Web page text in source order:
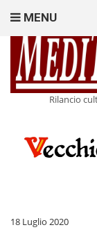
Rilancio
MENU
18 Luglio 2020